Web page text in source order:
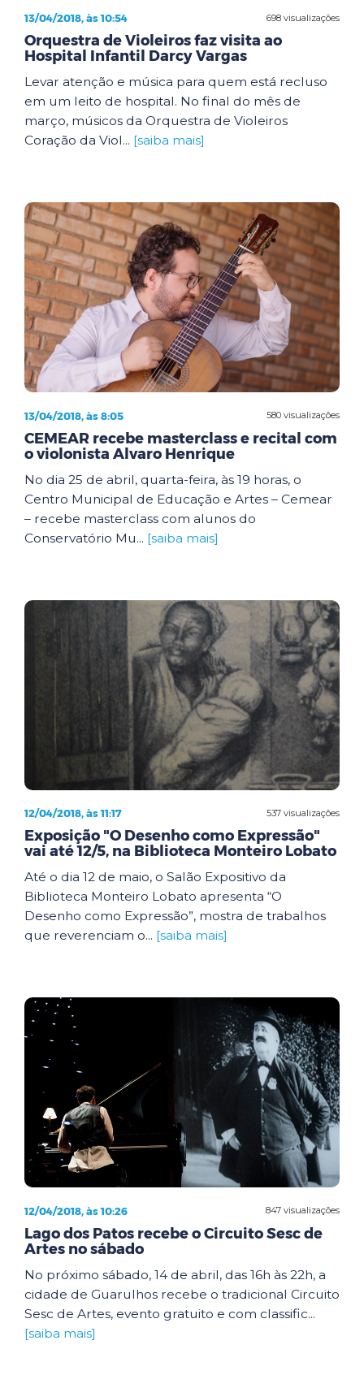
698 visualizações
13/04/2018, às 10:54
Orquestra de Violeiros faz visita ao
Hospital Infantil Darcy Vargas
Levar atenção e música para quem está recluso
em um leito de hospital. No final do mês de
março, músicos da Orquestra de Violeiros
Coração da Viol... [saiba mais]
580 visualizações
13/04/2018, às 8:05
CEMEAR recebe masterclass e recital com
o violonista Alvaro Henrique
No dia 25 de abril, quarta-feira, às 19 horas, o
Centro Municipal de Educação e Artes – Cemear
– recebe masterclass com alunos do
Conservatório Mu... [saiba mais]
537 visualizações
12/04/2018, às 11:17
Exposição "O Desenho como Expressão"
vai até 12/5, na Biblioteca Monteiro Lobato
Até o dia 12 de maio, o Salão Expositivo da
Biblioteca Monteiro Lobato apresenta “O
Desenho como Expressão”, mostra de trabalhos
que reverenciam o... [saiba mais]
847 visualizações
12/04/2018, às 10:26
Lago dos Patos recebe o Circuito Sesc de
Artes no sábado
No próximo sábado, 14 de abril, das 16h às 22h, a
cidade de Guarulhos recebe o tradicional Circuito
Sesc de Artes, evento gratuito e com classific...
[saiba mais]